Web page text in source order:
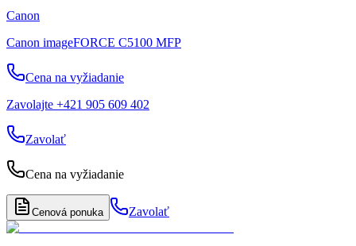
Canon
Canon imageFORCE C5100 MFP
Cena na vyžiadanie
Zavolajte +421 905 609 402
Zavolať
Cena na vyžiadanie
Cenová ponuka Zavolať